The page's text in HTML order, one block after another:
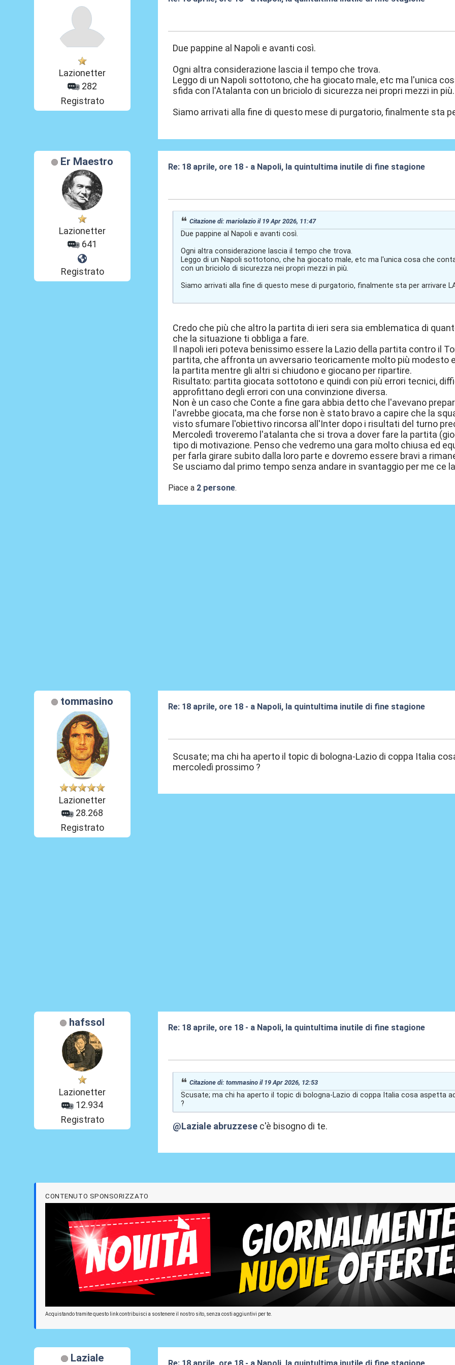
Lazionetter
282
Registrato
Due pappine al Napoli e avanti così.
Ogni altra considerazione lascia il tempo che trova.
Leggo di un Napoli sottotono, che ha giocato male, etc ma l'unica
sfida con l'Atalanta con un briciolo di sicurezza nei propri mezzi in più.
Siamo arrivati alla fine di questo mese di purgatorio, finalmente sta
Er Maestro
Lazionetter
641
Registrato
Re: 18 aprile, ore 18 - a Napoli, la quintultima inutile di fine stagione
Citazione di: mariolazio il 19 Apr 2026, 11:47
Due pappine al Napoli e avanti così.
Ogni altra considerazione lascia il tempo che trova.
Leggo di un Napoli sottotono, che ha giocato male, etc ma l'unica cosa che
con un briciolo di sicurezza nei propri mezzi in più.
Siamo arrivati alla fine di questo mese di purgatorio, finalmente sta per arrivare
Credo che più che altro la partita di ieri sera sia emblematica di
che la situazione ti obbliga a fare.
Il napoli ieri poteva benissimo essere la Lazio della partita contro il
partita, che affronta un avversario teoricamente molto più modesto
la partita mentre gli altri si chiudono e giocano per ripartire.
Risultato: partita giocata sottotono e quindi con più errori tecnici,
approfittano degli errori con una convinzione diversa.
Non è un caso che Conte a fine gara abbia detto che l'avevano
l'avrebbe giocata, ma che forse non è stato bravo a capire che la
visto sfumare l'obiettivo rincorsa all'Inter dopo i risultati del turno
Mercoledì troveremo l'atalanta che si trova a dover fare la partita
tipo di motivazione. Penso che vedremo una gara molto chiusa ed
per farla girare subito dalla loro parte e dovremo essere bravi a
Se usciamo dal primo tempo senza andare in svantaggio per me ce
Piace a 2 persone.
tommasino
Lazionetter
28.268
Registrato
Re: 18 aprile, ore 18 - a Napoli, la quintultima inutile di fine stagione
Scusate; ma chi ha aperto il topic di bologna-Lazio di coppa Italia
mercoledì prossimo ?
hafssol
Lazionetter
12.934
Registrato
Re: 18 aprile, ore 18 - a Napoli, la quintultima inutile di fine stagione
Citazione di: tommasino il 19 Apr 2026, 12:53
Scusate; ma chi ha aperto il topic di bologna-Lazio di coppa Italia cosa aspetta
?
@Laziale abruzzese c'è bisogno di te.
CONTENUTO SPONSORIZZATO
Acquistando tramite questo link contribuisci a sostenere il nostro sito, senza costi aggiuntivi per te.
Laziale